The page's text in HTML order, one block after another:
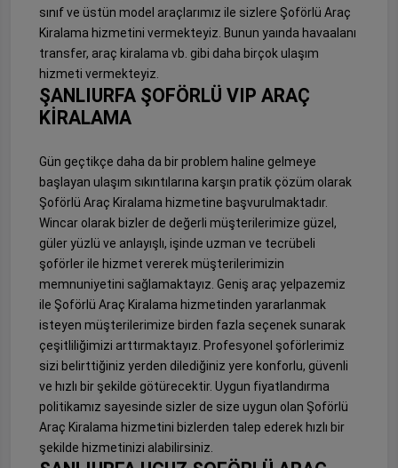
sınıf ve üstün model araçlarımız ile sizlere Şoförlü Araç
Kiralama hizmetini vermekteyiz. Bunun yaında havaalanı
transfer, araç kiralama vb. gibi daha birçok ulaşım
hizmeti vermekteyiz.
ŞANLIURFA ŞOFÖRLÜ VIP ARAÇ
KİRALAMA
Gün geçtikçe daha da bir problem haline gelmeye
başlayan ulaşım sıkıntılarına karşın pratik çözüm olarak
Şoförlü Araç Kiralama hizmetine başvurulmaktadır.
Wincar olarak bizler de değerli müşterilerimize güzel,
güler yüzlü ve anlayışlı, işinde uzman ve tecrübeli
şoförler ile hizmet vererek müşterilerimizin
memnuniyetini sağlamaktayız. Geniş araç yelpazemiz
ile Şoförlü Araç Kiralama hizmetinden yararlanmak
isteyen müşterilerimize birden fazla seçenek sunarak
çeşitliliğimizi arttırmaktayız. Profesyonel şoförlerimiz
sizi belirttiğiniz yerden dilediğiniz yere konforlu, güvenli
ve hızlı bir şekilde götürecektir. Uygun fiyatlandırma
politikamız sayesinde sizler de size uygun olan Şoförlü
Araç Kiralama hizmetini bizlerden talep ederek hızlı bir
şekilde hizmetinizi alabilirsiniz.